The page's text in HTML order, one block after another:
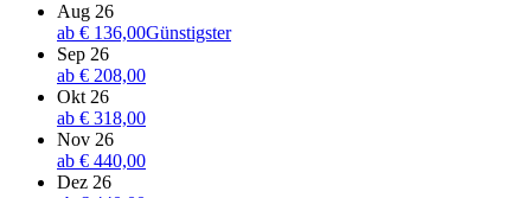
Aug 26
ab € 136,00Günstigster
Sep 26
ab € 208,00
Okt 26
ab € 318,00
Nov 26
ab € 440,00
Dez 26